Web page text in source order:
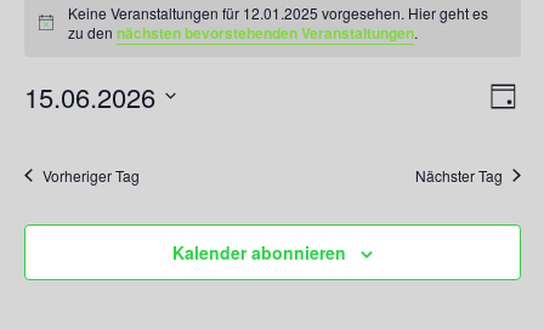
für
12.01.2025
Hinweis
Keine Veranstaltungen für 12.01.2025 vorgesehen. Hier geht es
zu den nächsten bevorstehenden Veranstaltungen.
Tag
15.06.2026
Vorheriger Tag Nächster Tag
Kalender abonnieren